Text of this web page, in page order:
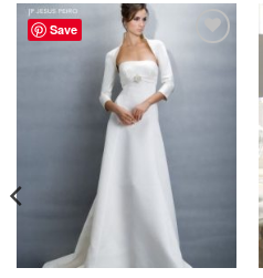
Save
verlanglijst
toevoegen